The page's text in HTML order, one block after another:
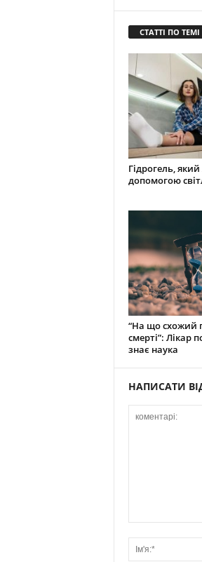
СТАТТІ ПО ТЕМІ
Гідрогель, який
допомогою
“На що схожий
смерті”: Лікар
знає наука
НАПИСАТИ